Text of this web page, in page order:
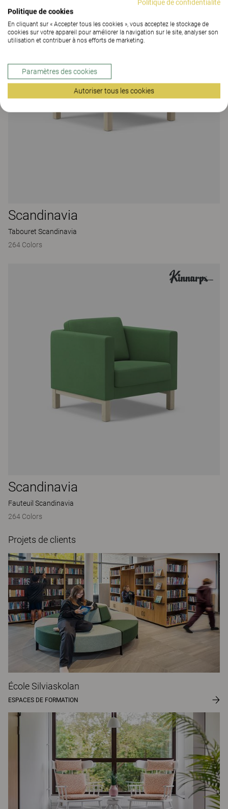
Scandinavia
Tabouret Scandinavia
264 Colors
Scandinavia
Fauteuil Scandinavia
264 Colors
Projets de clients
École Silviaskolan
ESPACES DE FORMATION
Politique de confidentialité
Politique de cookies
En cliquant sur « Accepter tous les cookies », vous acceptez le stockage de
cookies sur votre appareil pour améliorer la navigation sur le site, analyser son
utilisation et contribuer à nos efforts de marketing.
Paramètres des cookies
Autoriser tous les cookies